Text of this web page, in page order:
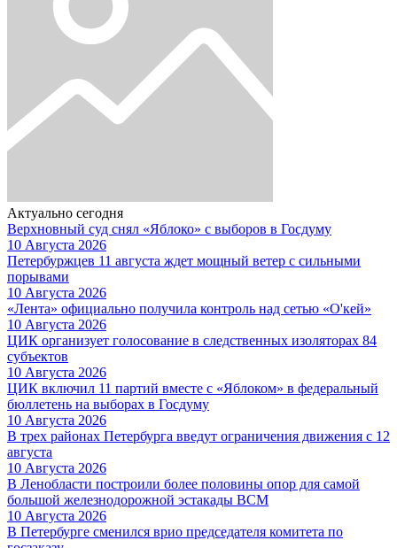
Актуально сегодня
Верхновный суд снял «Яблоко» с выборов в Госдуму
10 Августа 2026
Петербуржцев 11 августа ждет мощный ветер с сильными
порывами
10 Августа 2026
«Лента» официально получила контроль над сетью «О'кей»
10 Августа 2026
ЦИК организует голосование в следственных изоляторах 84
субъектов
10 Августа 2026
ЦИК включил 11 партий вместе с «Яблоком» в федеральный
бюллетень на выборах в Госдуму
10 Августа 2026
В трех районах Петербурга введут ограничения движения с 12
августа
10 Августа 2026
В Ленобласти построили более половины опор для самой
большой железнодорожной эстакады ВСМ
10 Августа 2026
В Петербурге сменился врио председателя комитета по